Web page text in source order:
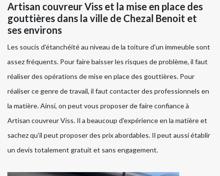
Artisan couvreur Viss et la mise en place des
gouttières dans la ville de Chezal Benoit et
ses environs
Les soucis d'étanchéité au niveau de la toiture d'un immeuble sont
assez fréquents. Pour faire baisser les risques de problème, il faut
réaliser des opérations de mise en place des gouttières. Pour
réaliser ce genre de travail, il faut contacter des professionnels en
la matière. Ainsi, on peut vous proposer de faire confiance à
Artisan couvreur Viss. Il a beaucoup d'expérience en la matière et
sachez qu'il peut proposer des prix abordables. Il peut aussi établir
un devis totalement gratuit et sans engagement.